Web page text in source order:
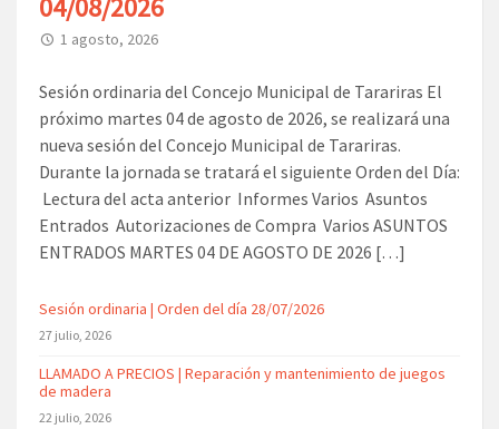
04/08/2026
1 agosto, 2026
Sesión ordinaria del Concejo Municipal de Tarariras El
próximo martes 04 de agosto de 2026, se realizará una
nueva sesión del Concejo Municipal de Tarariras.
Durante la jornada se tratará el siguiente Orden del Día:
Lectura del acta anterior Informes Varios Asuntos
Entrados Autorizaciones de Compra Varios ASUNTOS
ENTRADOS MARTES 04 DE AGOSTO DE 2026 […]
Sesión ordinaria | Orden del día 28/07/2026
27 julio, 2026
LLAMADO A PRECIOS | Reparación y mantenimiento de juegos
de madera
22 julio, 2026